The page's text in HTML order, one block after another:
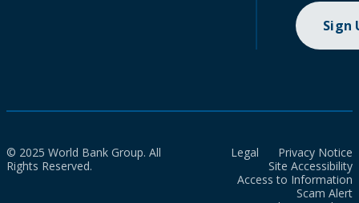
Sign
© 2025 World Bank Group. All
Rights Reserved.
Legal
Privacy Notice
Site Accessibility
Access to Information
Scam Alert